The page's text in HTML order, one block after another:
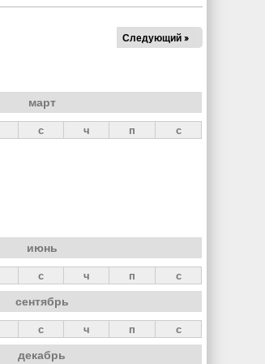
Следующий »
март
с ч п с
июнь
с ч п с
сентябрь
с ч п с
декабрь